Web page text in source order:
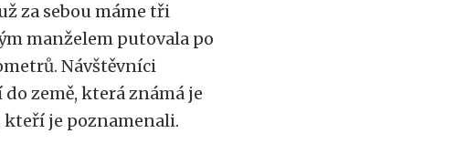
za sebou máme tři
manželem putovala po
Návštěvníci
země, která známá je
kteří je poznamenali.